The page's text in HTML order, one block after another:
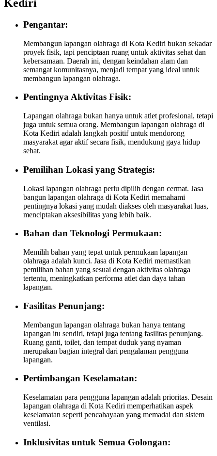
Kediri
Pengantar:
Membangun lapangan olahraga di Kota Kediri bukan sekadar
proyek fisik, tapi penciptaan ruang untuk aktivitas sehat dan
kebersamaan. Daerah ini, dengan keindahan alam dan
semangat komunitasnya, menjadi tempat yang ideal untuk
membangun lapangan olahraga.
Pentingnya Aktivitas Fisik:
Lapangan olahraga bukan hanya untuk atlet profesional, tetapi
juga untuk semua orang. Membangun lapangan olahraga di
Kota Kediri adalah langkah positif untuk mendorong
masyarakat agar aktif secara fisik, mendukung gaya hidup
sehat.
Pemilihan Lokasi yang Strategis:
Lokasi lapangan olahraga perlu dipilih dengan cermat. Jasa
bangun lapangan olahraga di Kota Kediri memahami
pentingnya lokasi yang mudah diakses oleh masyarakat luas,
menciptakan aksesibilitas yang lebih baik.
Bahan dan Teknologi Permukaan:
Memilih bahan yang tepat untuk permukaan lapangan
olahraga adalah kunci. Jasa di Kota Kediri memastikan
pemilihan bahan yang sesuai dengan aktivitas olahraga
tertentu, meningkatkan performa atlet dan daya tahan
lapangan.
Fasilitas Penunjang:
Membangun lapangan olahraga bukan hanya tentang
lapangan itu sendiri, tetapi juga tentang fasilitas penunjang.
Ruang ganti, toilet, dan tempat duduk yang nyaman
merupakan bagian integral dari pengalaman pengguna
lapangan.
Pertimbangan Keselamatan:
Keselamatan para pengguna lapangan adalah prioritas. Desain
lapangan olahraga di Kota Kediri memperhatikan aspek
keselamatan seperti pencahayaan yang memadai dan sistem
ventilasi.
Inklusivitas untuk Semua Golongan: